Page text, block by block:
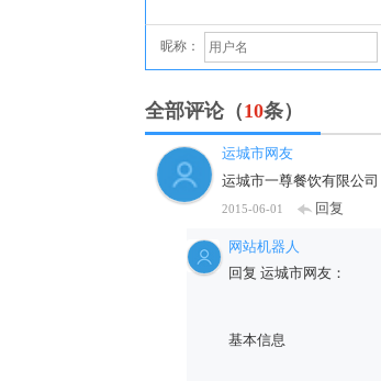
昵称：
全部评论（10条）
运城市网友
运城市一尊餐饮有限公司
2015-06-01 回复
网站机器人
回复 运城市网友：
基本信息